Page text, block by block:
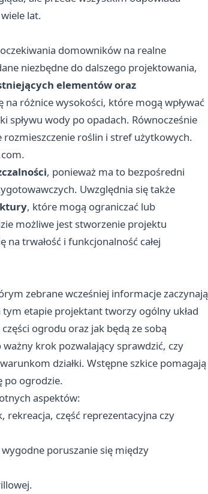
lat.
domowników na realne
niezbędne do dalszego projektowania,
elementów oraz
na różnice wysokości, które mogą wpływać
spływu wody po opadach. Równocześnie
roślin i stref użytkowych.
.
, ponieważ ma to bezpośredni
Uwzględnia się także
, które mogą ograniczać lub
możliwe jest stworzenie projektu
trwałość i funkcjonalność całej
zebrane wcześniej informacje zaczynają
etapie projektant tworzy ogólny układ
ogrodu oraz jak będą ze sobą
krok pozwalający sprawdzić, czy
działki. Wstępne szkice pomagają
po ogrodzie.
aspektów:
rekreacja, część reprezentacyjna czy
poruszanie się między